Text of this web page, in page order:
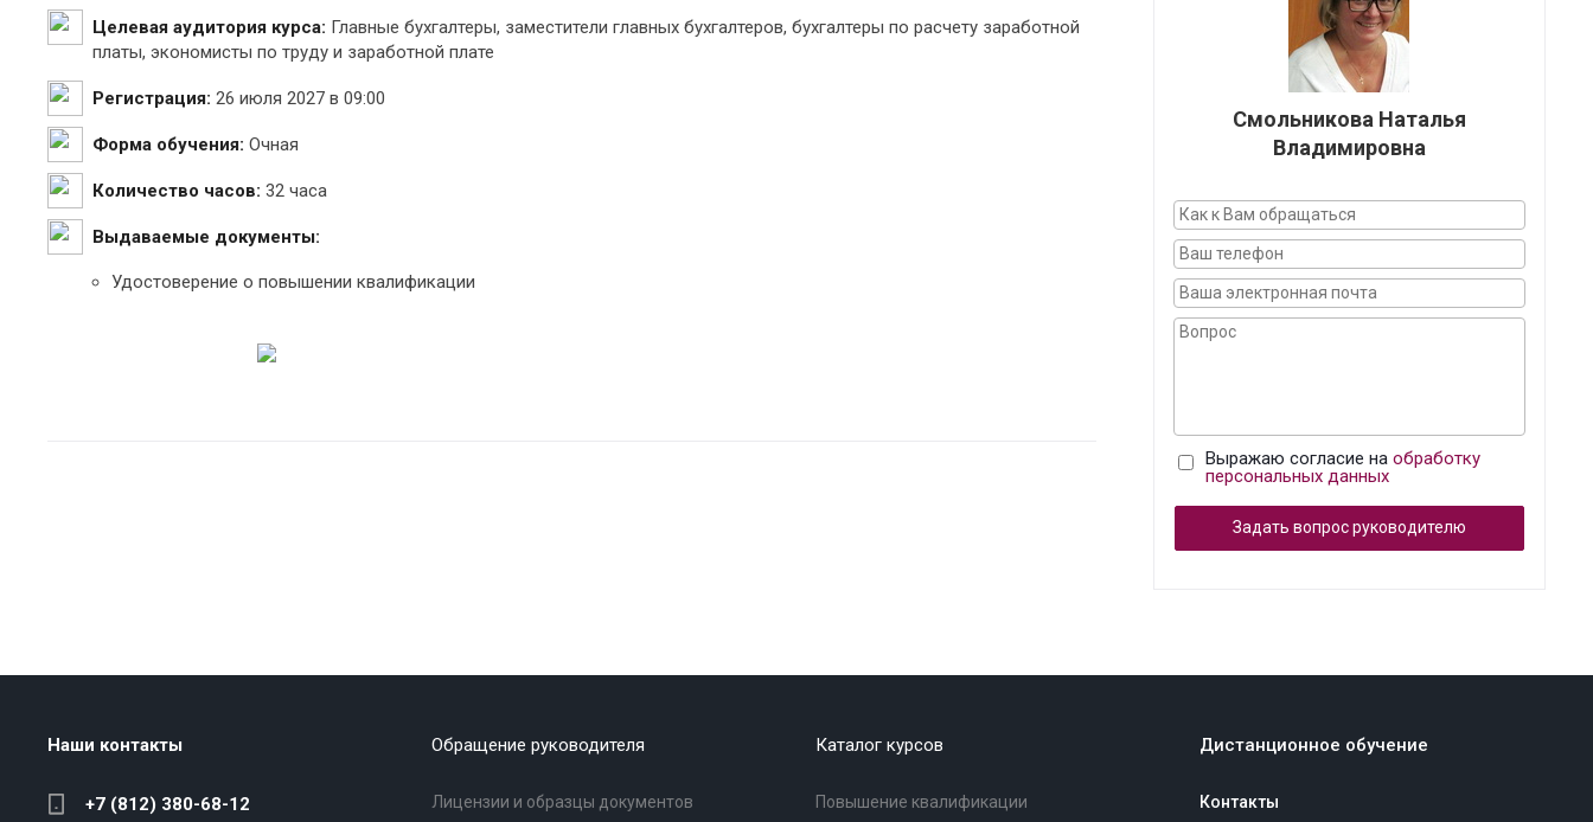
Целевая аудитория курса: Главные бухгалтеры, заместители главных бухгалтеров, бухгалтеры по расчету заработной
платы, экономисты по труду и заработной плате
Регистрация: 26 июля 2027 в 09:00
Форма обучения: Очная
Количество часов: 32 часа
Выдаваемые документы:
Удостоверение о повышении квалификации
Смольникова Наталья
Владимировна
Выражаю согласие на обработку
персональных данных
Задать вопрос руководителю
Наши контакты
+7 (812) 380-68-12
Обращение руководителя
Лицензии и образцы документов
Каталог курсов
Повышение квалификации
Дистанционное обучение
Контакты